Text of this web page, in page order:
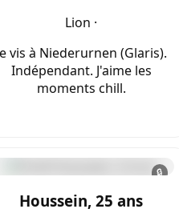
Lion ·
vis à Niederurnen (Glaris).
Indépendant. J'aime les
moments chill.
🔒
Houssein, 25 ans